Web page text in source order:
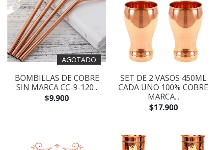
AGOTADO
BOMBILLAS DE COBRE
SIN MARCA CC-9-120 .
$9.900
SET DE 2 VASOS 450ML
CADA UNO 100% COBRE
MARCA...
$17.900